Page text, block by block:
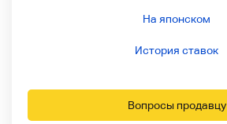
На японском
История ставок
Вопросы продавцу